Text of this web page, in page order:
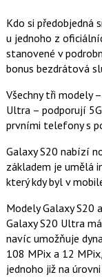
Kdo si předobjedná
u jednoho z
stanovené v
bonus bezdrátová
Všechny tři modely
Ultra – podporují
prvními telefony s
Galaxy S20 nabízí
základem je umělá
který kdy byl v
Modely Galaxy S20
Galaxy S20 Ultra
navíc umožňuje
108 MPix a 12
jednoho již na